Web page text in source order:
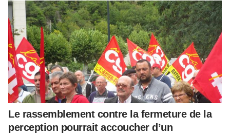
Le rassemblement contre la fermeture de la
perception pourrait accoucher d’un